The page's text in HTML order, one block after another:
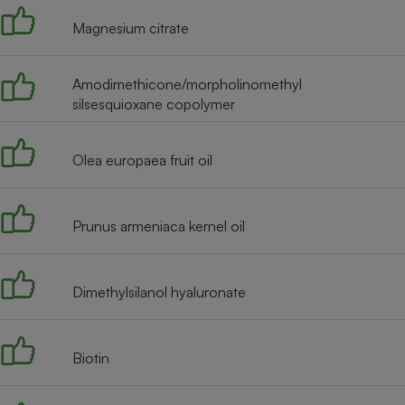
Magnesium citrate
Amodimethicone/morpholinomethyl
silsesquioxane copolymer
Olea europaea fruit oil
Prunus armeniaca kernel oil
Dimethylsilanol hyaluronate
Biotin